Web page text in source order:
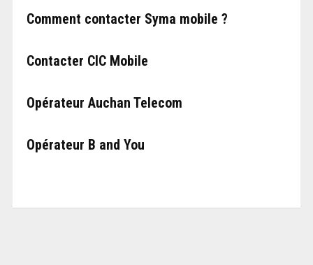
Comment contacter Syma mobile ?
Contacter CIC Mobile
Opérateur Auchan Telecom
Opérateur B and You